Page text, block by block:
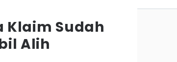
Klaim Sudah
Alih